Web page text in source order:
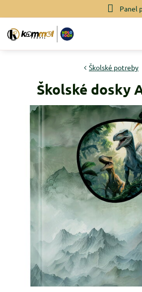
Panel
Školské potreby
Školské dosky